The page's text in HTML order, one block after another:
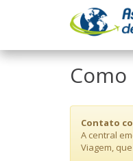
Contato
A central
Viagem,